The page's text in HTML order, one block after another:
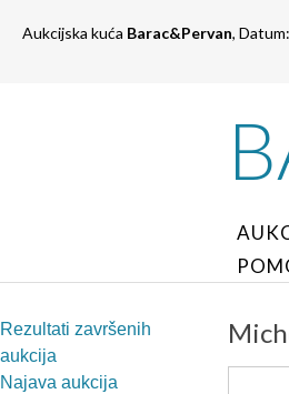
Aukcijska kuća Barac&Pervan, Datum:
Rezultati završenih
aukcija
Najava aukcija